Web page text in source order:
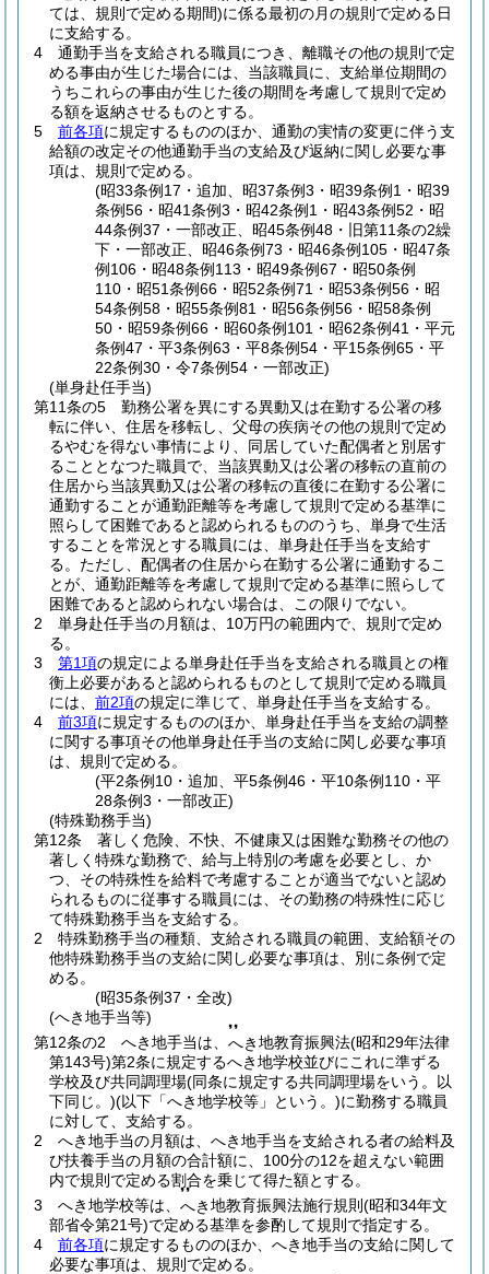
ては、規則で定める期間)に係る最初の月の規則で定める日
に支給する。
4
通勤手当を支給される職員につき、離職その他の規則で定
める事由が生じた場合には、当該職員に、支給単位期間の
うちこれらの事由が生じた後の期間を考慮して規則で定め
る額を返納させるものとする。
5
前各項に規定するもののほか、通勤の実情の変更に伴う支
給額の改定その他通勤手当の支給及び返納に関し必要な事
項は、規則で定める。
(昭33条例17・追加、昭37条例3・昭39条例1・昭39
条例56・昭41条例3・昭42条例1・昭43条例52・昭
44条例37・一部改正、昭45条例48・旧第11条の2繰
下・一部改正、昭46条例73・昭46条例105・昭47条
例106・昭48条例113・昭49条例67・昭50条例
110・昭51条例66・昭52条例71・昭53条例56・昭
54条例58・昭55条例81・昭56条例56・昭58条例
50・昭59条例66・昭60条例101・昭62条例41・平元
条例47・平3条例63・平8条例54・平15条例65・平
22条例30・令7条例54・一部改正)
(単身赴任手当)
第11条の5
勤務公署を異にする異動又は在勤する公署の移
転に伴い、住居を移転し、父母の疾病その他の規則で定め
るやむを得ない事情により、同居していた配偶者と別居す
ることとなつた職員で、当該異動又は公署の移転の直前の
住居から当該異動又は公署の移転の直後に在勤する公署に
通勤することが通勤距離等を考慮して規則で定める基準に
照らして困難であると認められるもののうち、単身で生活
することを常況とする職員には、単身赴任手当を支給す
る。 ただし、配偶者の住居から在勤する公署に通勤するこ
とが、通勤距離等を考慮して規則で定める基準に照らして
困難であると認められない場合は、この限りでない。
2
単身赴任手当の月額は、10万円の範囲内で、規則で定め
る。
3
第1項の規定による単身赴任手当を支給される職員との権
衡上必要があると認められるものとして規則で定める職員
には、 前2項の規定に準じて、単身赴任手当を支給する。
4
前3項に規定するもののほか、単身赴任手当を支給の調整
に関する事項その他単身赴任手当の支給に関し必要な事項
は、規則で定める。
(平2条例10・追加、平5条例46・平10条例110・平
28条例3・一部改正)
(特殊勤務手当)
第12条
著しく危険、不快、不健康又は困難な勤務その他の
著しく特殊な勤務で、給与上特別の考慮を必要とし、か
つ、その特殊性を給料で考慮することが適当でないと認め
られるものに従事する職員には、その勤務の特殊性に応じ
て特殊勤務手当を支給する。
2
特殊勤務手当の種類、支給される職員の範囲、支給額その
他特殊勤務手当の支給に関し必要な事項は、別に条例で定
める。
(昭35条例37・全改)
(へき地手当等)
第12条の2
へき地手当は、 へき
❜❜
地教育振興法(昭和29年法律
第143号)第2条に規定するへき地学校並びにこれに準ずる
学校及び共同調理場(同条に規定する共同調理場をいう。以
下同じ。)(以下「へき地学校等」という。)に勤務する職員
に対して、支給する。
2
へき地手当の月額は、へき地手当を支給される者の給料及
び扶養手当の月額の合計額に、100分の12を超えない範囲
内で規則で定める割合を乗じて得た額とする。
3
へき地学校等は、 へき
❜❜
地教育振興法施行規則 (昭和34年文
部省令第21号)で定める基準を参酌して規則で指定する。
4
前各項に規定するもののほか、へき地手当の支給に関して
必要な事項は、規則で定める。